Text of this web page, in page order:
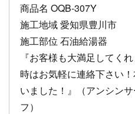
商品名 OQB-307Y
施工地域 愛知県豊川市
施工部位 石油給湯器
『お客様も大満足してく
時はお気軽に連絡下さい
いました！』（アンシン
フ）